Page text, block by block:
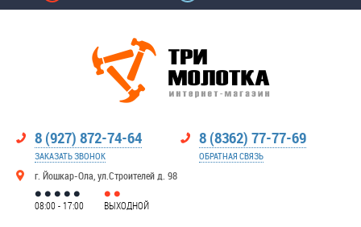
8 (927) 872-74-64
ЗАКАЗАТЬ ЗВОНОК
г. Йошкар-Ола, ул.Строителей д. 98
8 (8362) 77-77-69
ОБРАТНАЯ СВЯЗЬ
08:00 - 17:00 ВЫХОДНОЙ